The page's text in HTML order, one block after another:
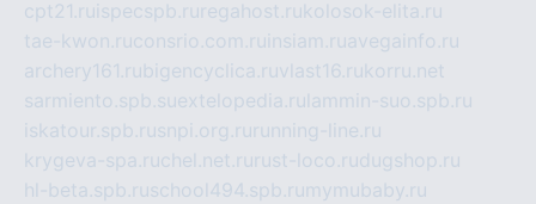
cpt21.ru ispecspb.ru regahost.rukolosok-elita.ru
tae-kwon.ruconsrio.com.ru insiam.ruavegainfo.ru
archery161.rubigencyclica.ruvlast16.rukorru.net
sarmiento.spb.suextelopedia.ru lammin-suo.spb.ru
iskatour.spb.rusnpi.org.ru running-line.ru
krygeva-spa.ruchel.net.ru rust-loco.rudugshop.ru
hl-beta.spb.ruschool494.spb.ru mymubaby.ru